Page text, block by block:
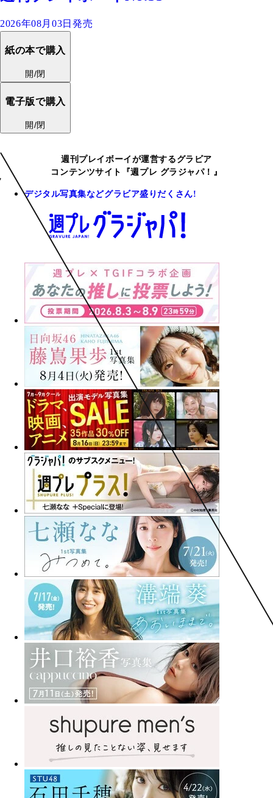
2026年08月03日発売
紙の本で購入
開/閉
電子版で購入
開/閉
週刊プレイボーイが運営するグラビア
コンテンツサイト『週プレ グラジャパ！』
デジタル写真集などグラビア盛りだくさん!